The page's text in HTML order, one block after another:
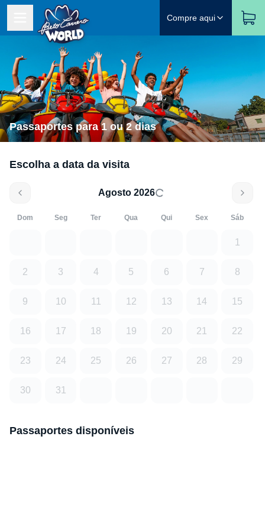
Compre aqui
Passaportes para 1 ou 2 dias
Escolha a data da visita
Agosto 2026
Dom Seg Ter Qua Qui Sex Sáb
1
2 3 4 5 6 7 8
9 10 11 12 13 14 15
16 17 18 19 20 21 22
23 24 25 26 27 28 29
30 31
Passaportes disponíveis